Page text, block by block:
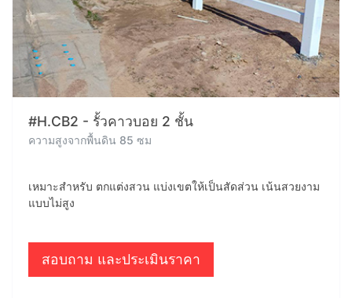
#H.CB2 - รั้วคาวบอย 2 ชั้น
ความสูงจากพื้นดิน 85 ซม
เหมาะสำหรับ ตกแต่งสวน แบ่งเขตให้เป็นสัดส่วน เน้นสวยงาม
แบบไม่สูง
สอบถาม และประเมินราคา